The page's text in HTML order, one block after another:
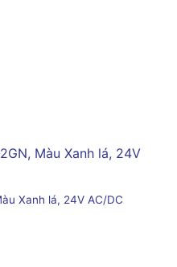
Xanh lá, 24V AC/DC